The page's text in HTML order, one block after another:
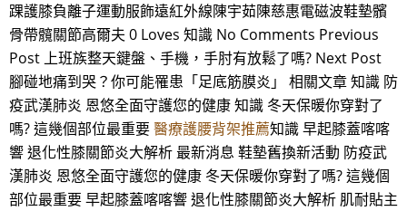
踝護膝負離子運動服飾遠紅外線陳宇茹陳慈惠電磁波鞋墊髕
骨帶髖關節高爾夫 0 Loves 知識 No Comments Previous
Post 上班族整天鍵盤、手機，手肘有放鬆了嗎? Next Post
腳碰地痛到哭？你可能罹患「足底筋膜炎」 相關文章 知識 防
疫武漢肺炎 恩悠全面守護您的健康 知識 冬天保暖你穿對了
嗎? 這幾個部位最重要醫療護腰背架推薦知識 早起膝蓋喀喀
響 退化性膝關節炎大解析 最新消息 鞋墊舊換新活動 防疫武
漢肺炎 恩悠全面守護您的健康 冬天保暖你穿對了嗎? 這幾個
部位最重要 早起膝蓋喀喀響 退化性膝關節炎大解析 肌耐貼主